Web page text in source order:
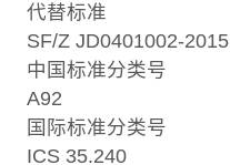
代替标准
SF/Z JD0401002-2015
中国标准分类号
A92
国际标准分类号
ICS 35.240